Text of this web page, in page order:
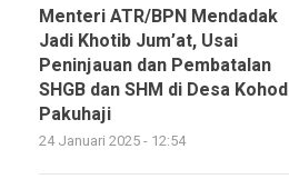
Menteri ATR/BPN Mendadak
Jadi Khotib Jum’at, Usai
Peninjauan dan Pembatalan
SHGB dan SHM di Desa Kohod
Pakuhaji
24 Januari 2025 - 12:54